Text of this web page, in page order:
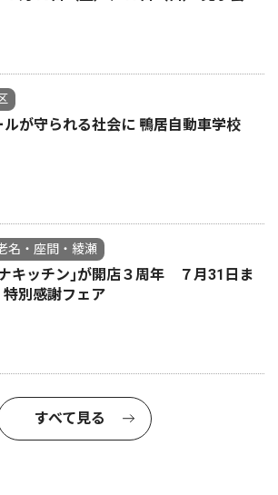
ルが守られる社会に 鴨居自動車学校
名・座間・綾瀬
キッチン｣が開店３周年 ７月31日ま
特別感謝フェア
すべて見る